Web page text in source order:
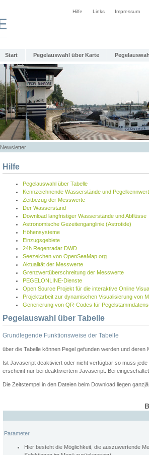
Hilfe Links Impressum
Start Pegelauswahl über Karte
Newsletter
Hilfe
Pegelauswahl über Tabelle
Kennzeichnende Wasserstände und
Zeitbezug der Messwerte
Der Wasserstand
Download langfristiger Wasserstände und Abflüsse
Astronomische Gezeitenganglinie (Astrotide)
Höhensysteme
Einzugsgebiete
24h Regenradar DWD
Seezeichen von OpenSeaMap.org
Aktualität der Messwerte
Grenzwertüberschreitung der Messwerte
PEGELONLINE-Dienste
Open Source Projekt für die interaktive Online
Projektarbeit zur dynamischen Visualisierung von
Generierung von QR-Codes für
Pegelauswahl über Tabelle
Grundlegende Funktionsweise der Tabelle
über die Tabelle können Pegel gefunden werden und
Ist Javascript deaktiviert oder nicht verfügbar so muss
erscheint nur bei deaktiviertem Javascript. Bei
Die Zeitstempel in den Dateien beim Download liegen
Parameter
Hier besteht die Möglichkeit, die auszuwertende